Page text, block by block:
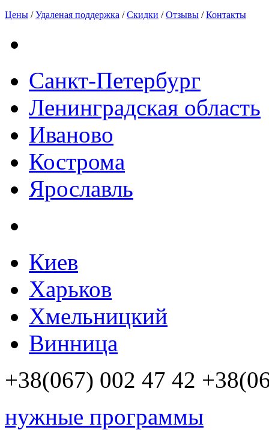
Цены /Удаленая поддержка /Скидки /Отзывы /Контакты
Санкт-Петербург
Ленинградская область
Иваново
Кострома
Ярославль
Киев
Харьков
Хмельницкий
Винница
+38(067) 002 47 42
нужные программы